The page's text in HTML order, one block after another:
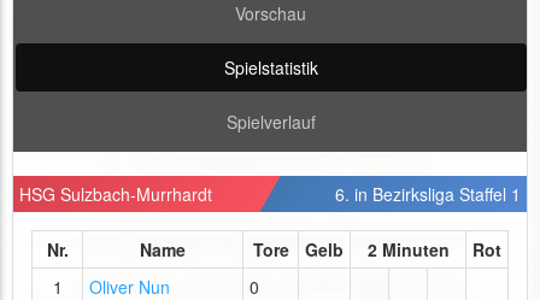
Vorschau
Spielstatistik
Spielverlauf
HSG Sulzbach-Murrhardt 6. in Bezirksliga Staffel 1
Nr. Name Tore Gelb 2 Minuten
Rot
1
Oliver Nun
0